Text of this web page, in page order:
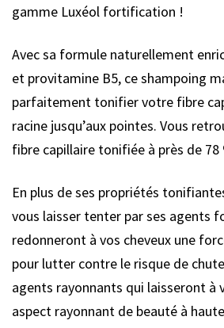
gamme Luxéol fortification !
Avec sa formule naturellement
et provitamine B5, ce shampoing
parfaitement tonifier votre fibre
racine jusqu’aux pointes. Vous
fibre capillaire tonifiée à près de 78
En plus de ses propriétés
vous laisser tenter par ses agents
redonneront à vos cheveux une
pour lutter contre le risque de
agents rayonnants qui laisseront à
aspect rayonnant de beauté à